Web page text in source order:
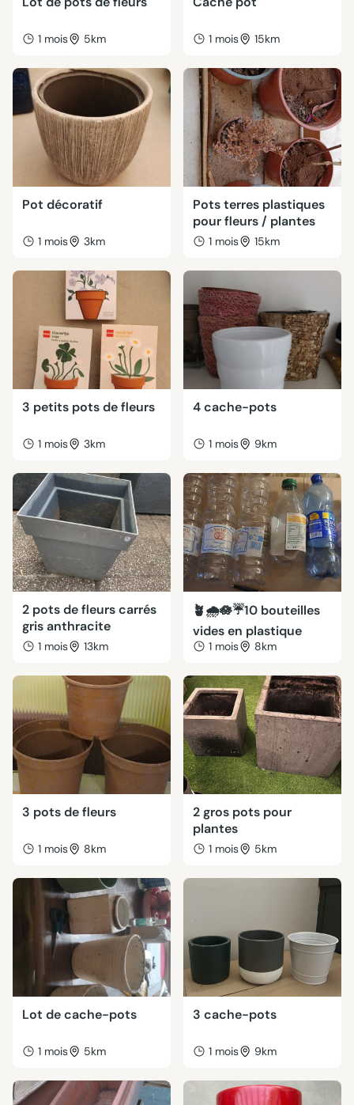
1 mois 5km 1 mois 15km
Pot décoratif
1 mois 3km
Pots terres plastiques
pour fleurs / plantes
1 mois 15km
3 petits pots de fleurs
1 mois 3km
4 cache-pots
1 mois 9km
2 pots de fleurs carrés
gris anthracite
1 mois 13km
🪴🌧🪷☔️10 bouteilles
vides en plastique
1 mois 8km
3 pots de fleurs
1 mois 8km
2 gros pots pour
plantes
1 mois 5km
Lot de cache-pots
1 mois 5km
3 cache-pots
1 mois 9km